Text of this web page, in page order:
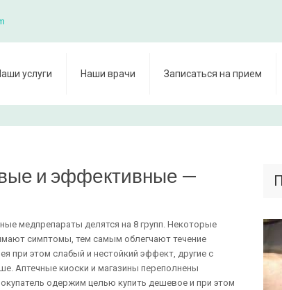
услуги Наши врачи Записаться на прием
и эффективные —
медпрепараты делятся на 8 групп. Некоторые
симптомы, тем самым облегчают течение
при этом слабый и нестойкий эффект, другие с
Аптечные киоски и магазины переполнены
одержим целью купить дешевое и при этом